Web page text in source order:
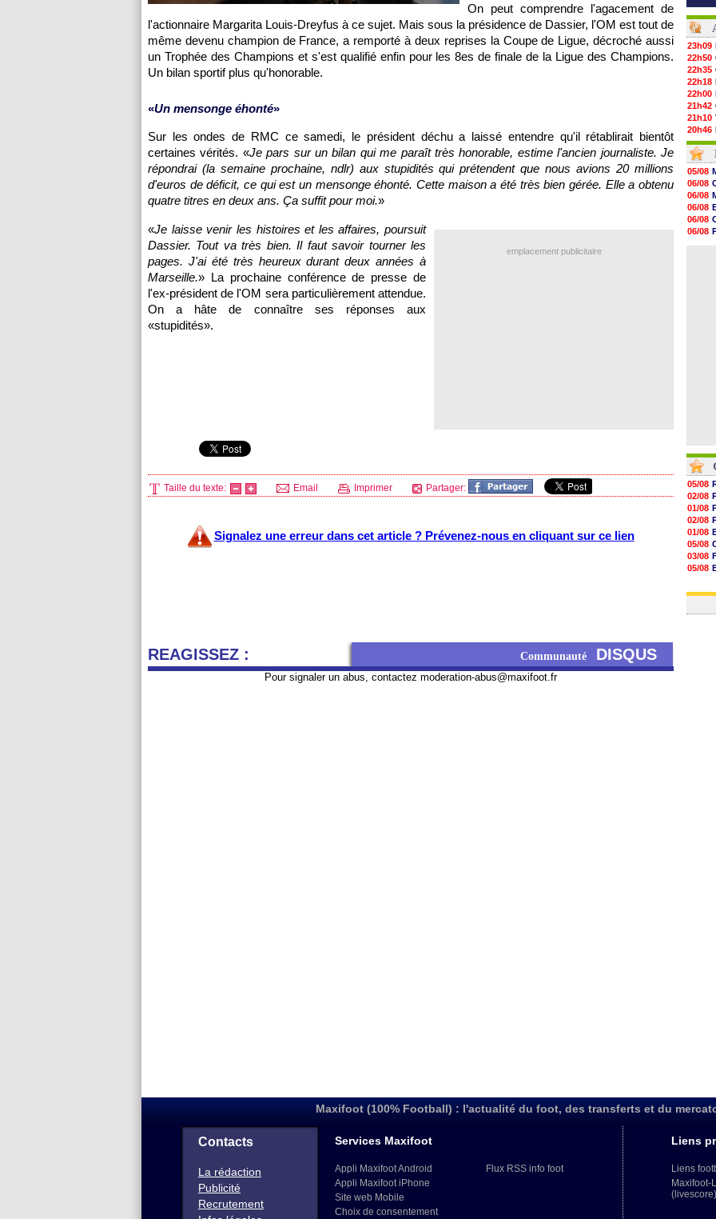
On peut comprendre l'agacement de
l'actionnaire Margarita Louis-Dreyfus à ce sujet. Mais sous la présidence de Dassier, l'OM est tout de
même devenu champion de France, a remporté à deux reprises la Coupe de Ligue, décroché aussi
un Trophée des Champions et s'est qualifié enfin pour les 8es de finale de la Ligue des Champions.
Un bilan sportif plus qu'honorable.
«Un mensonge éhonté»
Sur les ondes de RMC ce samedi, le président déchu a laissé entendre qu'il rétablirait bientôt
certaines vérités. «Je pars sur un bilan qui me paraît très honorable, estime l'ancien journaliste. Je
répondrai (la semaine prochaine, ndlr) aux stupidités qui prétendent que nous avions 20 millions
d'euros de déficit, ce qui est un mensonge éhonté. Cette maison a été très bien gérée. Elle a obtenu
quatre titres en deux ans. Ça suffit pour moi.»
emplacement publicitaire
«Je laisse venir les histoires et les affaires, poursuit
Dassier. Tout va très bien. Il faut savoir tourner les
pages. J'ai été très heureux durant deux années à
Marseille.» La prochaine conférence de presse de
l'ex-président de l'OM sera particulièrement attendue.
On a hâte de connaître ses réponses aux
«stupidités».
Taille du texte: Email Imprimer Partager:
Signalez une erreur dans cet article ? Prévenez-nous en cliquant sur ce lien
REAGISSEZ : Communauté DISQUS
Pour signaler un abus, contactez moderation-abus@maxifoot.fr
23h09
22h50
22h35
22h18
22h00
21h42
21h10
20h46
20h30
20h01
19h18
19h09
18h48
18h37
18h29
17h58
17h46
05/08
06/08
06/08
06/08
06/08
06/08
05/08
02/08
01/08
02/08
01/08
05/08
03/08
05/08
03/08
Maxifoot (100% Football) : l'actualité du foot, des transferts et du
Contacts
La rédaction
Publicité
Recrutement
Services Maxifoot
Appli Maxifoot Android
Appli Maxifoot iPhone
Site web Mobile
Choix de consentement
Flux RSS info foot
Liens
Liens
Maxifoot-
(livescore)